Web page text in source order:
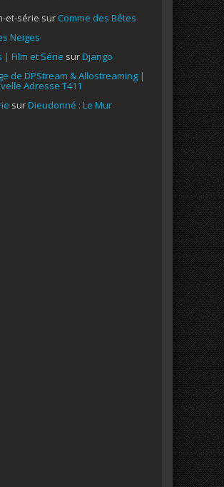
et-série sur Comme des Bêtes
Neiges
Film et Série surDjango
de DPStream & Allostreaming |
Adresse T411
surDieudonné : Le Mur